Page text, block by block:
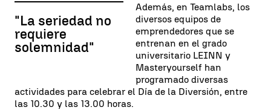
"La seriedad no
requiere
solemnidad"
Además, en Teamlabs, los
diversos equipos de
emprendedores que se
entrenan en el grado
universitario LEINN y
Masteryourself han
programado diversas
actividades para celebrar el Día de la Diversión, entre
las 10.30 y las 13.00 horas.